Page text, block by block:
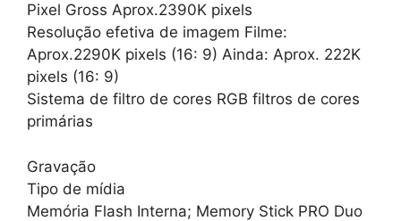
Pixel Gross Aprox.2390K pixels
Resolução efetiva de imagem Filme:
Aprox.2290K pixels (16: 9) Ainda: Aprox. 222K
pixels (16: 9)
Sistema de filtro de cores RGB filtros de cores
primárias
Gravação
Tipo de mídia
Memória Flash Interna; Memory Stick PRO Duo